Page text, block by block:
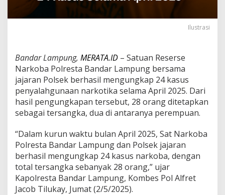
i
u
s
2
8
T
e
r
s
n
g
k
a
N
a
r
Ilustrasi
Bandar Lampung, MERATA.ID – Satuan Reserse
Narkoba Polresta Bandar Lampung bersama
jajaran Polsek berhasil mengungkap 24 kasus
penyalahgunaan narkotika selama April 2025. Dari
hasil pengungkapan tersebut, 28 orang ditetapkan
sebagai tersangka, dua di antaranya perempuan.
“Dalam kurun waktu bulan April 2025, Sat Narkoba
Polresta Bandar Lampung dan Polsek jajaran
berhasil mengungkap 24 kasus narkoba, dengan
total tersangka sebanyak 28 orang,” ujar
Kapolresta Bandar Lampung, Kombes Pol Alfret
Jacob Tilukay, Jumat (2/5/2025).